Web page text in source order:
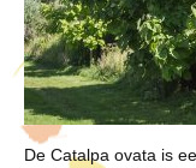
De Catalpa ovata is